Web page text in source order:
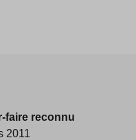
faire reconnu
2011